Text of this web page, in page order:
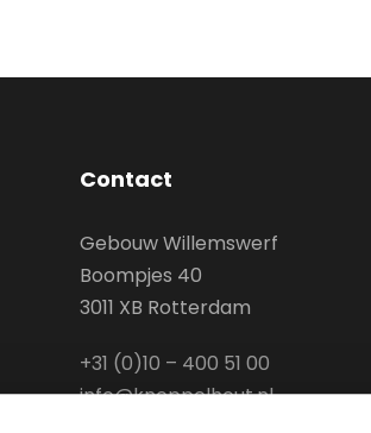
Contact
Gebouw Willemswerf
Boompjes 40
3011 XB Rotterdam
+31 (0)10 – 400 51 00
info@kneppelhout.nl